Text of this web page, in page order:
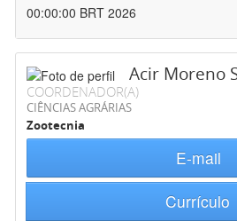
00:00:00 BRT 2026
Acir Moreno
COORDENADOR(A)
CIÊNCIAS AGRÁRIAS
Zootecnia
E-mail
Currículo